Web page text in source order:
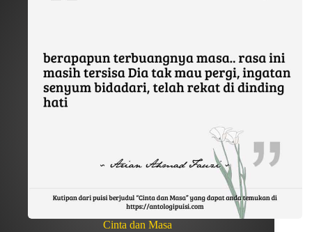
Cinta dan Masa